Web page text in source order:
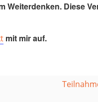
Weiterdenken. Diese
mit mir auf.